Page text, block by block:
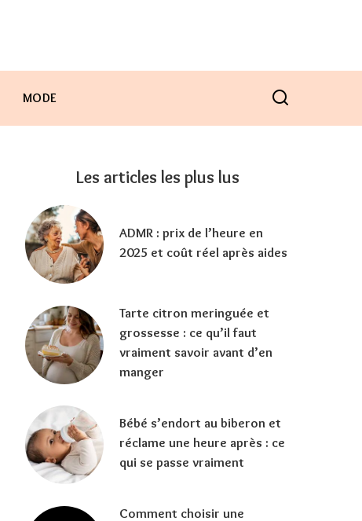
MODE
Les articles les plus lus
ADMR : prix de l’heure en
2025 et coût réel après aides
Tarte citron meringuée et
grossesse : ce qu’il faut
vraiment savoir avant d’en
manger
Bébé s’endort au biberon et
réclame une heure après : ce
qui se passe vraiment
Comment choisir une